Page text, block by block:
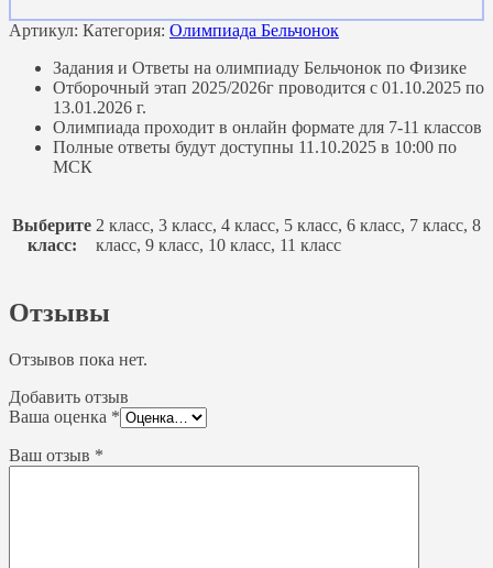
Артикул: Категория: Олимпиада Бельчонок
Задания и Ответы на олимпиаду Бельчонок по Физике
Отборочный этап 2025/2026г проводится с 01.10.2025 по
13.01.2026 г.
Олимпиада проходит в онлайн формате для 7-11 классов
Полные ответы будут доступны 11.10.2025 в 10:00 по
МСК
Выберите
класс:
2 класс, 3 класс, 4 класс, 5 класс, 6 класс, 7 класс, 8
класс, 9 класс, 10 класс, 11 класс
Отзывы
Отзывов пока нет.
Добавить отзыв
Ваша оценка *
Ваш отзыв *